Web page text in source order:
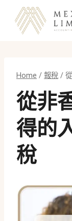
content
Home / 報稅 /
從非
得的
稅